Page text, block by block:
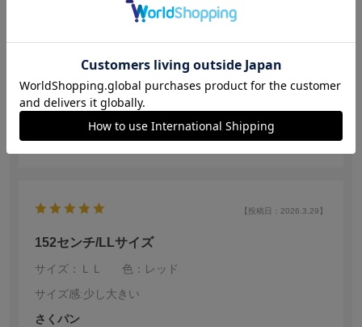
色：グリーン
家族から格好良い服だね、と褒められました。
いつものサイズでちょうど良かったです。
参考になった
【投稿日：2026.3.29】
152センチ/LLサイズ
サイズ：ＬＬ
色：レッド
サイズ感:少し大きい
さくパン